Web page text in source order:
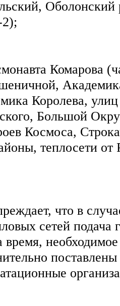
Оболонский
Комарова
Королева,
Большой
Космоса,
теплосети от
что в
сетей подача
время,
поставлены